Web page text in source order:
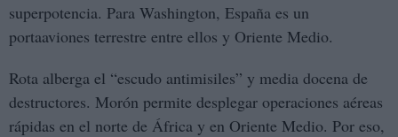
superpotencia. Para Washington, España es un
portaaviones terrestre entre ellos y Oriente Medio.
Rota alberga el “escudo antimisiles” y media docena de
destructores. Morón permite desplegar operaciones aéreas
rápidas en el norte de África y en Oriente Medio. Por eso,